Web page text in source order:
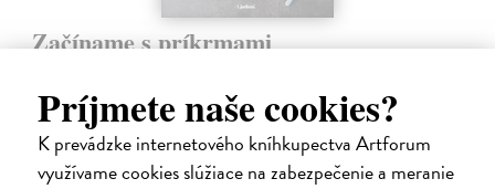
Príjmete naše cookies?
K prevádzke internetového kníhkupectva Artforum
využívame cookies slúžiace na zabezpečenie a meranie
Začíname s príkrmami
Tereza
| Kniha
Prvé jedlo dieťatka je preň tým najdôležitejším míľnikom. A pre
rodičov zas veľkým orieškom.
Čaká sa dotlač, vychádza 11.9.2026, zasielame do 12 dní od